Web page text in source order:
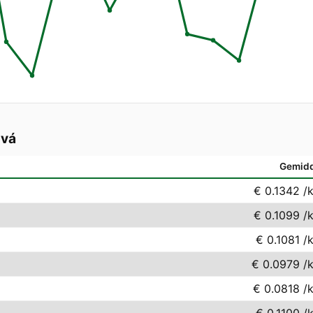
€ 0.1342 /
€ 0.1099 /
€ 0.1081 /
€ 0.0979 /
€ 0.0818 /